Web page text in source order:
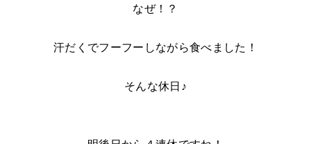
なぜ！？
汗だくでフーフーしながら食べました！
そんな休日♪